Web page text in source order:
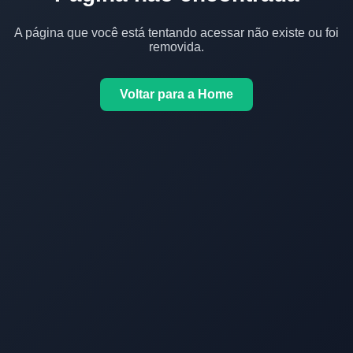
A página que você está tentando acessar não existe ou foi
removida.
Voltar para a Home